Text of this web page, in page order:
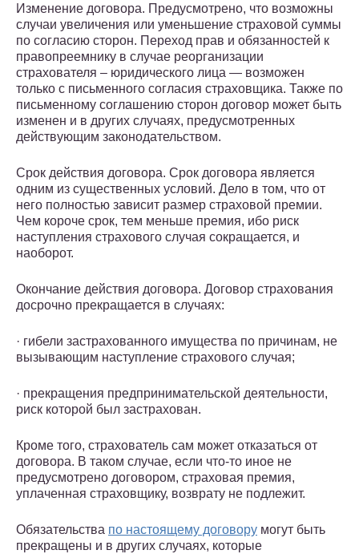
Изменение договора. Предусмотрено, что возможны
случаи увеличения или уменьшение страховой суммы
по согласию сторон. Переход прав и обязанностей к
правопреемнику в случае реорганизации
страхователя – юридического лица — возможен
только с письменного согласия страховщика. Также по
письменному соглашению сторон договор может быть
изменен и в других случаях, предусмотренных
действующим законодательством.
Срок действия договора. Срок договора является
одним из существенных условий. Дело в том, что от
него полностью зависит размер страховой премии.
Чем короче срок, тем меньше премия, ибо риск
наступления страхового случая сокращается, и
наоборот.
Окончание действия договора. Договор страхования
досрочно прекращается в случаях:
· гибели застрахованного имущества по причинам, не
вызывающим наступление страхового случая;
· прекращения предпринимательской деятельности,
риск которой был застрахован.
Кроме того, страхователь сам может отказаться от
договора. В таком случае, если что-то иное не
предусмотрено договором, страховая премия,
уплаченная страховщику, возврату не подлежит.
Обязательства по настоящему договору могут быть
прекращены и в других случаях, которые